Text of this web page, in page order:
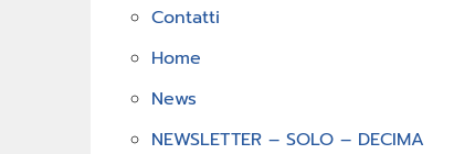
Contatti
Home
News
NEWSLETTER – SOLO – DECIMA